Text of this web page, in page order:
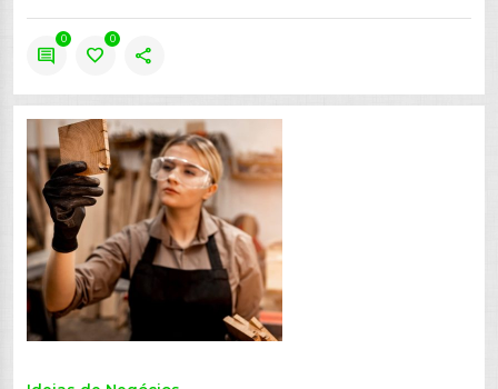
comment
0
favorite
0
share